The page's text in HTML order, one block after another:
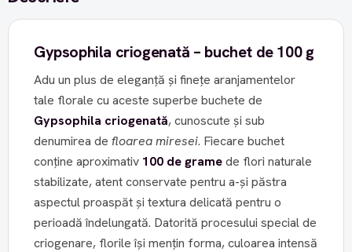
Gypsophila criogenată – buchet de 100 g
Adu un plus de eleganță și finețe aranjamentelor
tale florale cu aceste superbe buchete de
Gypsophila criogenată, cunoscute și sub
denumirea de floarea miresei. Fiecare buchet
conține aproximativ 100 de gramede flori naturale
stabilizate, atent conservate pentru a-și păstra
aspectul proaspăt și textura delicată pentru o
perioadă îndelungată. Datorită procesului special de
criogenare, florile își mențin forma, culoarea intensă